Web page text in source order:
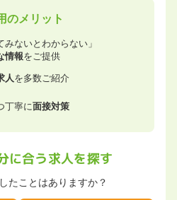
のメリット
みないとわからない」
情報をご提供
人を多数ご紹介
丁寧に面接対策
に合う求人を探す
たことはありますか？